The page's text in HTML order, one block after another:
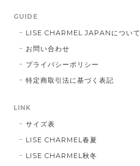
GUIDE
LISE CHARMEL JAPANについて
お問い合わせ
プライバシーポリシー
特定商取引法に基づく表記
LINK
サイズ表
LISE CHARMEL春夏
LISE CHARMEL秋冬